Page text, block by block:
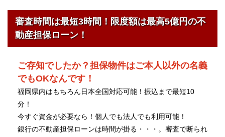
審査時間は最短3時間！限度額は最高5億円の不
動産担保ローン！
ご存知でしたか？担保物件はご本人以外の名義
でもOKなんです！
福岡県内はもちろん日本全国対応可能！振込まで最短10
分！
今すぐ資金が必要なら！個人でも法人でも利用可能！
銀行の不動産担保ローンは時間が掛る・・・。審査で断られ